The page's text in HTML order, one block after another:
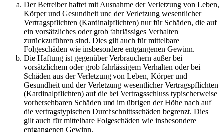
Der Betreiber haftet mit Ausnahme der Verletzung von Leben,
Körper und Gesundheit und der Verletzung wesentlicher
Vertragspflichten (Kardinalpflichten) nur für Schäden, die auf
ein vorsätzliches oder grob fahrlässiges Verhalten
zurückzuführen sind. Dies gilt auch für mittelbare
Folgeschäden wie insbesondere entgangenen Gewinn.
Die Haftung ist gegenüber Verbrauchern außer bei
vorsätzlichem oder grob fahrlässigem Verhalten oder bei
Schäden aus der Verletzung von Leben, Körper und
Gesundheit und der Verletzung wesentlicher Vertragspflichten
(Kardinalpflichten) auf die bei Vertragsschluss typischerweise
vorhersehbaren Schäden und im übrigen der Höhe nach auf
die vertragstypischen Durchschnittsschäden begrenzt. Dies
gilt auch für mittelbare Folgeschäden wie insbesondere
entgangenen Gewinn.